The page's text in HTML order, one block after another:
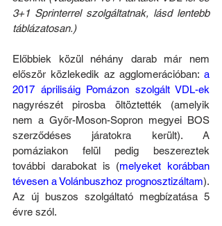
3+1 Sprinterrel szolgáltatnak, lásd lentebb
táblázatosan.)
Előbbiek közül néhány darab már nem
először közlekedik az agglomerációban: a
2017 áprilisáig Pomázon szolgált VDL-ek
nagyrészét pirosba öltöztették (amelyik
nem a Győr-Moson-Sopron megyei BOS
szerződéses járatokra került). A
pomáziakon felül pedig beszereztek
további darabokat is (melyeket korábban
tévesen a Volánbuszhoz prognosztizáltam).
Az új buszos szolgáltató megbízatása 5
évre szól.